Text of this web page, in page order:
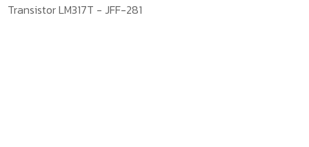
Transistor LM317T - JFF-281